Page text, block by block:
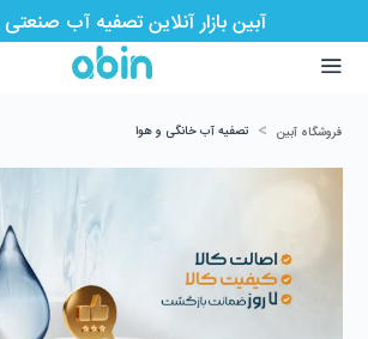
آبین بازار آنلاین تصفیه آب
فروشگاه آبین > تصفیه آب خانگی و هوا